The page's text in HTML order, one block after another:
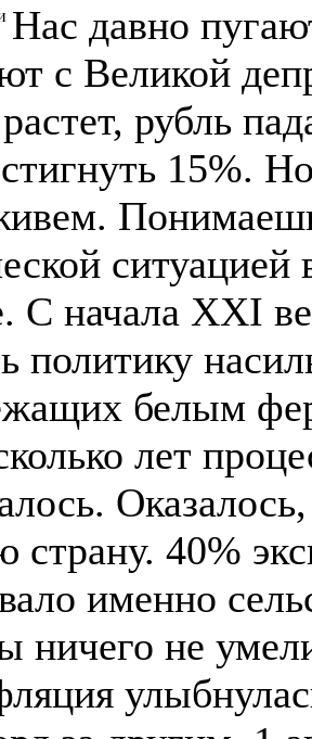
Нас давно
с Великой
рубль
15%.
ситуацией
С начала XXI
политику
белым
лет
страну. 40%
именно
ничего не